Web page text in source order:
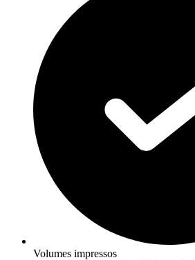
Volumes impressos